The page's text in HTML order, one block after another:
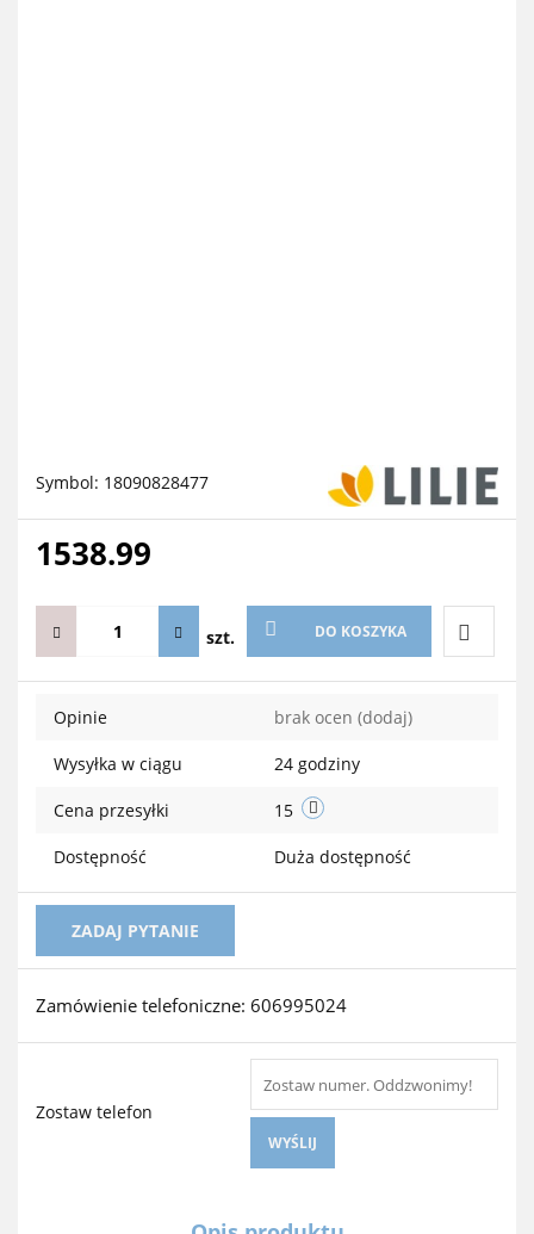
Symbol: 18090828477
1538.99
szt. DO KOSZYKA
Do
Opinie brak ocen (dodaj)
Wysyłka w ciągu 24 godziny
Cena przesyłki 15
Dostępność Duża dostępność
ZADAJ PYTANIE
Zamówienie telefoniczne: 606995024
Zostaw telefon
WYŚLIJ